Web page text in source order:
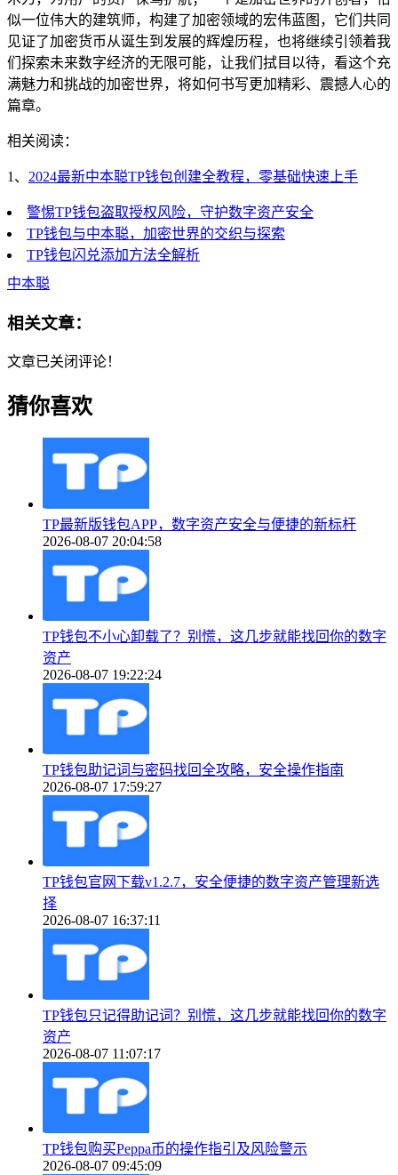
似一位伟大的建筑师，构建了加密领域的宏伟蓝图，它们共同
见证了加密货币从诞生到发展的辉煌历程，也将继续引领着我
们探索未来数字经济的无限可能，让我们拭目以待，看这个充
满魅力和挑战的加密世界，将如何书写更加精彩、震撼人心的
篇章。
相关阅读：
1、 2024最新中本聪TP钱包创建全教程，零基础快速上手
警惕TP钱包盗取授权风险，守护数字资产安全
TP钱包与中本聪，加密世界的交织与探索
TP钱包闪兑添加方法全解析
中本聪
相关文章：
文章已关闭评论！
猜你喜欢
TP最新版钱包APP，数字资产安全与便捷的新标杆
2026-08-07 20:04:58
TP钱包不小心卸载了？别慌，这几步就能找回你的数字
资产
2026-08-07 19:22:24
TP钱包助记词与密码找回全攻略，安全操作指南
2026-08-07 17:59:27
TP钱包官网下载v1.2.7，安全便捷的数字资产管理新选
择
2026-08-07 16:37:11
TP钱包只记得助记词？别慌，这几步就能找回你的数字
资产
2026-08-07 11:07:17
TP钱包购买Peppa币的操作指引及风险警示
2026-08-07 09:45:09